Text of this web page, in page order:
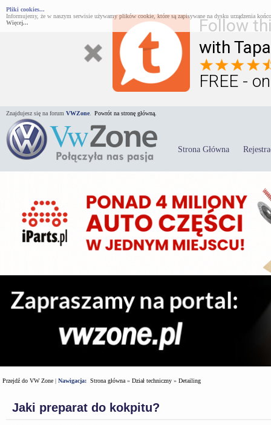
Follow
with
FREE -
Pliki cookies...
Informujemy, że w naszym serwisie używamy plików cookie, które są zapisywane na dysku urządzenia
Więcej...
Znajdujesz się na forum VWZone Powrót na stronę główną.
Strona Główna
Przejdź do VW Zone | Nawigacja: Strona główna » Dział techniczny » Detailing
Jaki preparat do kokpitu?